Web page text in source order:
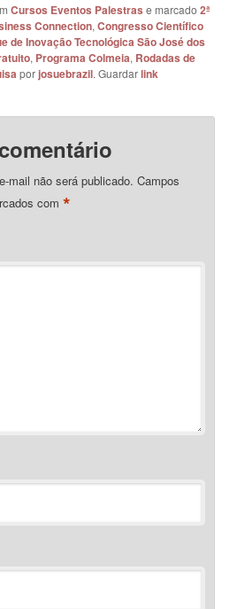
Cursos Eventos Palestras e marcado2ª
Connection,Congresso Científico
de Inovação Tecnológica São José dos
, Programa Colmeia, Rodadas de
porjosuebrazil. Guardarlink
mail não será publicado. Campos
com*